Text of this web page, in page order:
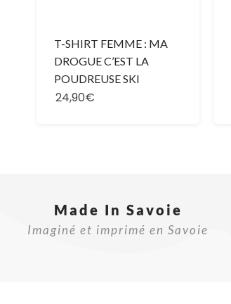
T-SHIRT FEMME : MA
DROGUE C’EST LA
POUDREUSE SKI
24,90€
Made In Savoie​
Imaginé et imprimé en Savoie